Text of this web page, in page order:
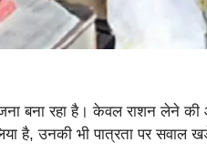
बना रहा है। केवल राशन लेने की
है, उनकी भी पात्रता पर